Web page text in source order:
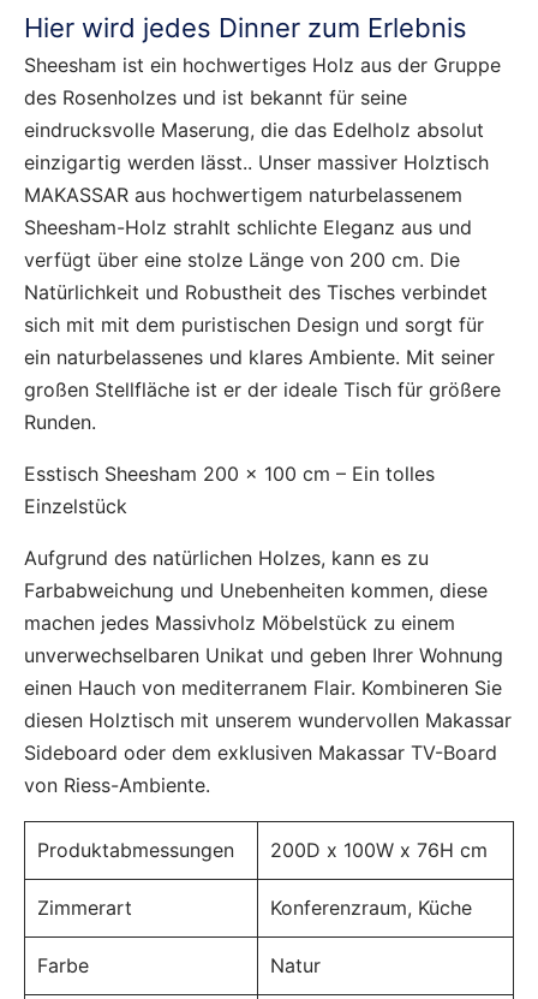
Hier wird jedes Dinner zum Erlebnis
Sheesham ist ein hochwertiges Holz aus der Gruppe
des Rosenholzes und ist bekannt für seine
eindrucksvolle Maserung, die das Edelholz absolut
einzigartig werden lässt.. Unser massiver Holztisch
MAKASSAR aus hochwertigem naturbelassenem
Sheesham-Holz strahlt schlichte Eleganz aus und
verfügt über eine stolze Länge von 200 cm. Die
Natürlichkeit und Robustheit des Tisches verbindet
sich mit mit dem puristischen Design und sorgt für
ein naturbelassenes und klares Ambiente. Mit seiner
großen Stellfläche ist er der ideale Tisch für größere
Runden.
Esstisch Sheesham 200 x 100 cm – Ein tolles
Einzelstück
Aufgrund des natürlichen Holzes, kann es zu
Farbabweichung und Unebenheiten kommen, diese
machen jedes Massivholz Möbelstück zu einem
unverwechselbaren Unikat und geben Ihrer Wohnung
einen Hauch von mediterranem Flair. Kombineren Sie
diesen Holztisch mit unserem wundervollen Makassar
Sideboard oder dem exklusiven Makassar TV-Board
von Riess-Ambiente.
Produktabmessungen 200D x 100W x 76H cm
Zimmerart Konferenzraum, Küche
Farbe Natur